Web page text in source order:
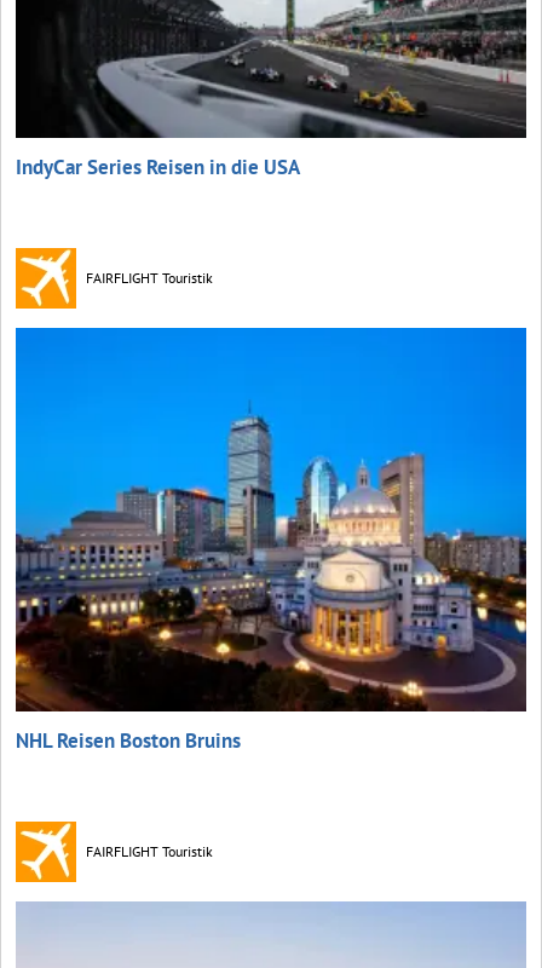
IndyCar Series Reisen in die USA
FAIRFLIGHT Touristik
NHL Reisen Boston Bruins
FAIRFLIGHT Touristik